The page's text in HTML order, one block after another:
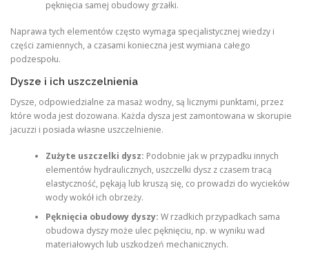
pęknięcia samej obudowy grzałki.
Naprawa tych elementów często wymaga specjalistycznej wiedzy i
części zamiennych, a czasami konieczna jest wymiana całego
podzespołu.
Dysze i ich uszczelnienia
Dysze, odpowiedzialne za masaż wodny, są licznymi punktami, przez
które woda jest dozowana. Każda dysza jest zamontowana w skorupie
jacuzzi i posiada własne uszczelnienie.
Zużyte uszczelki dysz: Podobnie jak w przypadku innych
elementów hydraulicznych, uszczelki dysz z czasem tracą
elastyczność, pękają lub kruszą się, co prowadzi do wycieków
wody wokół ich obrzeży.
Pęknięcia obudowy dyszy: W rzadkich przypadkach sama
obudowa dyszy może ulec pęknięciu, np. w wyniku wad
materiałowych lub uszkodzeń mechanicznych.